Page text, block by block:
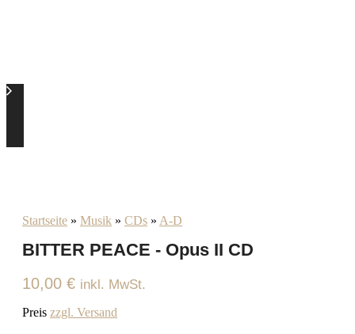
Startseite » Musik » CDs » A-D
BITTER PEACE - Opus II CD
10,00 € inkl. MwSt.
Preis zzgl. Versand